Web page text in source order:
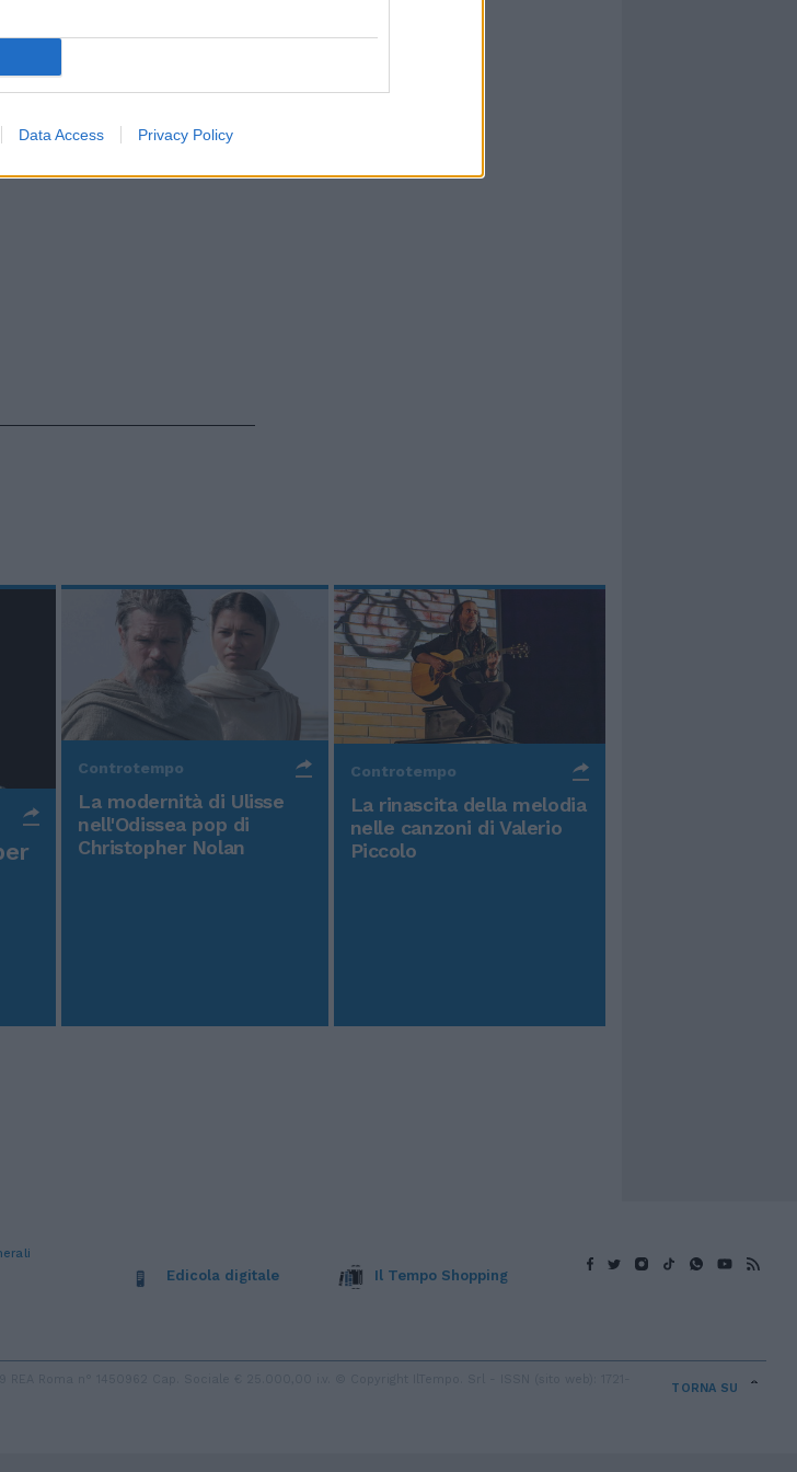
Data Access Privacy Policy
numero uno
ad altri club ed
Agnelli.
Controtempo
La modernità di Ulisse
nell'Odissea pop di
Christopher Nolan
Controtempo
La rinascita della melodia
nelle canzoni di Valerio
Piccolo
Edicola digitale Il Tempo Shopping
TORNA SU